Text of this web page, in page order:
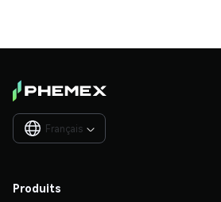
Français 
Produits